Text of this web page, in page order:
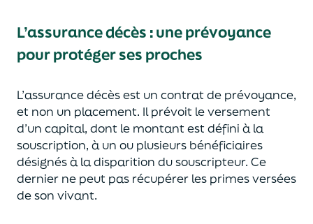
L’assurance décès :une prévoyance
pour protéger ses proches
L’assurance décès est un contrat de prévoyance,
et non un placement. Il prévoit le versement
d’un capital, dont le montant est défini à la
souscription, à un ou plusieurs bénéficiaires
désignés à la disparition du souscripteur. Ce
dernier ne peut pas récupérer les primes versées
de son vivant.